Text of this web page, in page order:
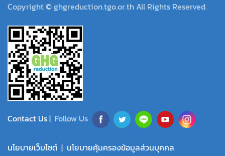
Copyright © ghgreduction.tgo.or.th All Rights Reserved.
Contact Us| Follow Us
นโยบายเว็บไซต์ | นโยบายคุ้มครองข้อมูลส่วนบุคคล